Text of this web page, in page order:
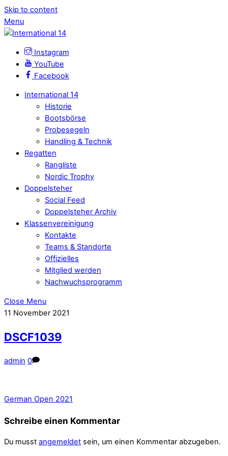
Skip to content
Menu
Instagram
YouTube
Facebook
International 14
Historie
Bootsbörse
Probesegeln
Handling & Technik
Regatten
Rangliste
Nordic Trophy
Doppelsteher
Social Feed
Doppelsteher Archiv
Klassenvereinigung
Kontakte
Teams & Standorte
Offizielles
Mitglied werden
Nachwuchsprogramm
Close Menu
11 November 2021
DSCF1039
admin 0
German Open 2021
Schreibe einen Kommentar
Du musst angemeldet sein, um einen Kommentar abzugeben.